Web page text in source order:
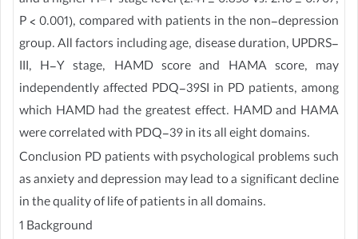
P < 0.001), compared with patients in the non-depression
group. All factors including age, disease duration, UPDRS-
III, H-Y stage, HAMD score and HAMA score, may
independently affected PDQ-39SI in PD patients, among
which HAMD had the greatest effect. HAMD and HAMA
were correlated with PDQ-39 in its all eight domains.
Conclusion PD patients with psychological problems such
as anxiety and depression may lead to a significant decline
in the quality of life of patients in all domains.
1 Background